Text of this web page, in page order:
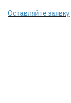
Оставляйте заявку